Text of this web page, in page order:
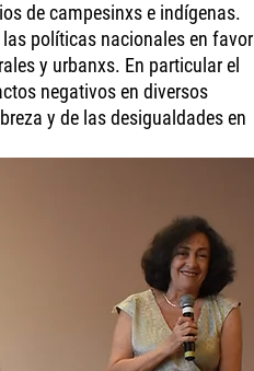
de campesinxs e indígenas.
políticas nacionales en favor
y urbanxs. En particular el
negativos en diversos
y de las desigualdades en